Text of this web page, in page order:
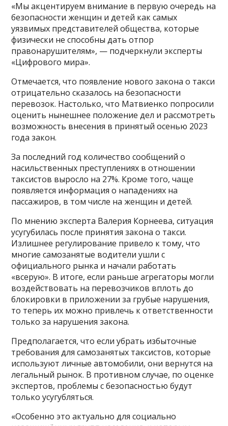
«Мы акцентируем внимание в первую очередь на
безопасности женщин и детей как самых
уязвимых представителей общества, которые
физически не способны дать отпор
правонарушителям», — подчеркнули эксперты
«Цифрового мира».
Отмечается, что появление нового закона о такси
отрицательно сказалось на безопасности
перевозок. Настолько, что Матвиенко попросили
оценить нынешнее положение дел и рассмотреть
возможность внесения в принятый осенью 2023
года закон.
За последний год количество сообщений о
насильственных преступлениях в отношении
таксистов выросло на 27%. Кроме того, чаще
появляется информация о нападениях на
пассажиров, в том числе на женщин и детей.
По мнению эксперта Валерия Корнеева, ситуация
усугубилась после принятия закона о такси.
Излишнее регулирование привело к тому, что
многие самозанятые водители ушли с
официального рынка и начали работать
«всерую». В итоге, если раньше агрегаторы могли
воздействовать на перевозчиков вплоть до
блокировки в приложении за грубые нарушения,
то теперь их можно привлечь к ответственности
только за нарушения закона.
Предполагается, что если убрать избыточные
требования для самозанятых таксистов, которые
используют личные автомобили, они вернутся на
легальный рынок. В противном случае, по оценке
экспертов, проблемы с безопасностью будут
только усугубляться.
«Особенно это актуально для социально